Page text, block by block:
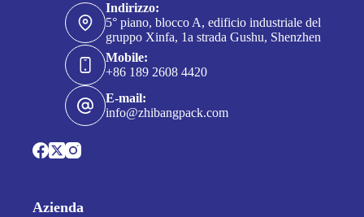
Indirizzo:
5° piano, blocco A, edificio industriale del
gruppo Xinfa, 1a strada Gushu, Shenzhen
Mobile:
+86 189 2608 4420
E-mail:
info@zhibangpack.com
Azienda